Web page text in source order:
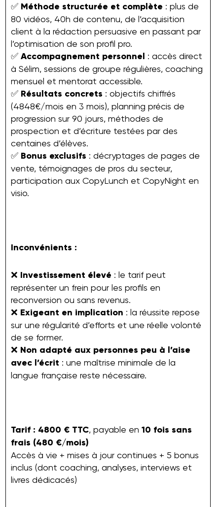
✅ Méthode structurée et complète : plus de
80 vidéos, 40h de contenu, de l’acquisition
client à la rédaction persuasive en passant par
l’optimisation de son profil pro.
✅ Accompagnement personnel : accès direct
à Sélim, sessions de groupe régulières, coaching
mensuel et mentorat accessible.
✅ Résultats concrets : objectifs chiffrés
(4848€/mois en 3 mois), planning précis de
progression sur 90 jours, méthodes de
prospection et d’écriture testées par des
centaines d’élèves.
✅ Bonus exclusifs : décryptages de pages de
vente, témoignages de pros du secteur,
participation aux CopyLunch et CopyNight en
visio.
Inconvénients :
❌ Investissement élevé : le tarif peut
représenter un frein pour les profils en
reconversion ou sans revenus.
❌ Exigeant en implication : la réussite repose
sur une régularité d’efforts et une réelle volonté
de se former.
❌ Non adapté aux personnes peu à l’aise
avec l’écrit : une maîtrise minimale de la
langue française reste nécessaire.
Tarif : 4800 € TTC, payable en 10 fois sans
frais (480 €/mois)
Accès à vie + mises à jour continues + 5 bonus
inclus (dont coaching, analyses, interviews et
livres dédicacés)